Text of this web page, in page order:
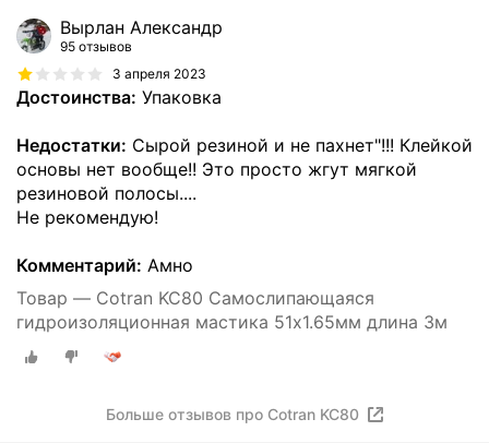
Вырлан Александр
95 отзывов
3 апреля 2023
Достоинства: Упаковка
Недостатки: Сырой резиной и не пахнет"!!! Клейкой
основы нет вообще!! Это просто жгут мягкой
резиновой полосы....
Не рекомендую!
Комментарий: Амно
Товар — Cotran KC80 Самослипающаяся
гидроизоляционная мастика 51х1.65мм длина 3м
Больше отзывов про Cotran KC80